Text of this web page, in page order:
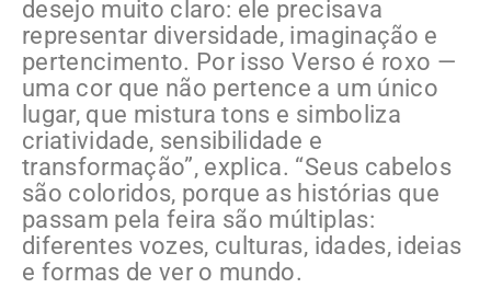
desejo muito claro: ele precisava
representar diversidade, imaginação e
pertencimento. Por isso Verso é roxo —
uma cor que não pertence a um único
lugar, que mistura tons e simboliza
criatividade, sensibilidade e
transformação”, explica. “Seus cabelos
são coloridos, porque as histórias que
passam pela feira são múltiplas:
diferentes vozes, culturas, idades, ideias
e formas de ver o mundo.